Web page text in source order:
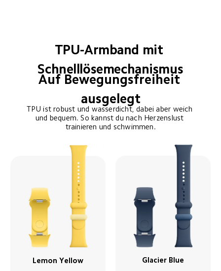
TPU-Armband mit
Schnelllösemechanismus
Auf Bewegungsfreiheit
ausgelegt
TPU ist robust und wasserdicht, dabei aber weich
und bequem. So kannst du nach Herzenslust
trainieren und schwimmen.
Glacier Blue
Lemon Yellow